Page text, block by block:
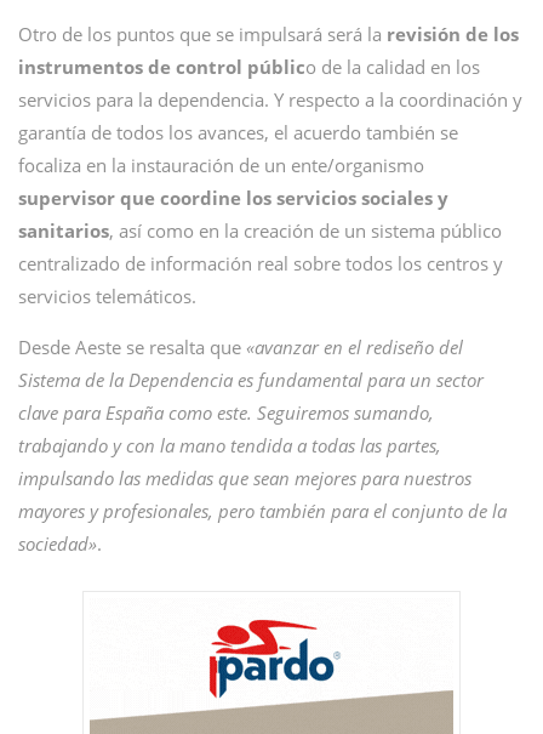
Otro de los puntos que se impulsará será la revisión de los
instrumentos de control público de la calidad en los
servicios para la dependencia. Y respecto a la coordinación y
garantía de todos los avances, el acuerdo también se
focaliza en la instauración de un ente/organismo
supervisor que coordine los servicios sociales y
sanitarios, así como en la creación de un sistema público
centralizado de información real sobre todos los centros y
servicios telemáticos.
Desde Aeste se resalta que «avanzar en el rediseño del
Sistema de la Dependencia es fundamental para un sector
clave para España como este. Seguiremos sumando,
trabajando y con la mano tendida a todas las partes,
impulsando las medidas que sean mejores para nuestros
mayores y profesionales, pero también para el conjunto de la
sociedad».